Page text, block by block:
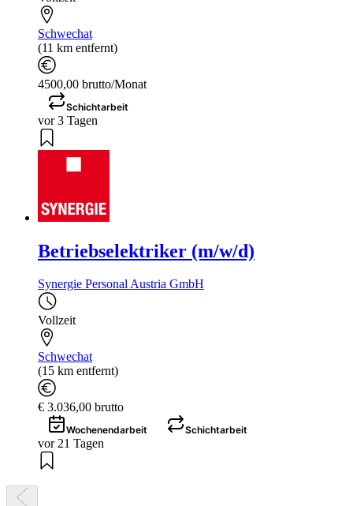
Schwechat
(11 km entfernt)
4500,00 brutto/Monat
Schichtarbeit
vor 3 Tagen
Betriebselektriker (m/w/d)
Synergie Personal Austria GmbH
Vollzeit
Schwechat
(15 km entfernt)
€ 3.036,00 brutto
Wochenendarbeit Schichtarbeit
vor 21 Tagen